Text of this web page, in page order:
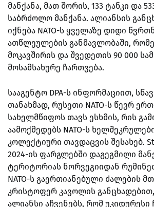
მანქანა, მათ შორის, 133 ტანკი და
საბრძოლო მანქანა. ალიანსის
იქნება NATO-ს ყველაზე დიდი
ათწლეულების განმავლობაში,
მოკავშირის და შვედეთის 90 000
მოსამსახურე ჩართვება.
სააგენტო DPA-ს ინფორმაციით,
თანახმად, რუსეთი NATO-ს წევრ
სახელმწიფოს თავს ესხმის, რის
აამოქმედებს NATO-ს
კოლექტიური თავდაცვის შესახებ.
2024-ის ფარგლებში დაგეგმილი
ტერიტორიას ნორვეგიიდან
NATO-ს გაერთიანებული ძალების
კრისტოფერ კავოლის
ალიანსი აჩვენებს, რომ